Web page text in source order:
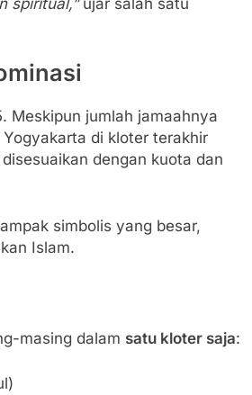
Meskipun jumlah jamaahnya
di kloter terakhir
dengan kuota dan
simbolis yang besar,
Islam.
masing dalam satu kloter saja: